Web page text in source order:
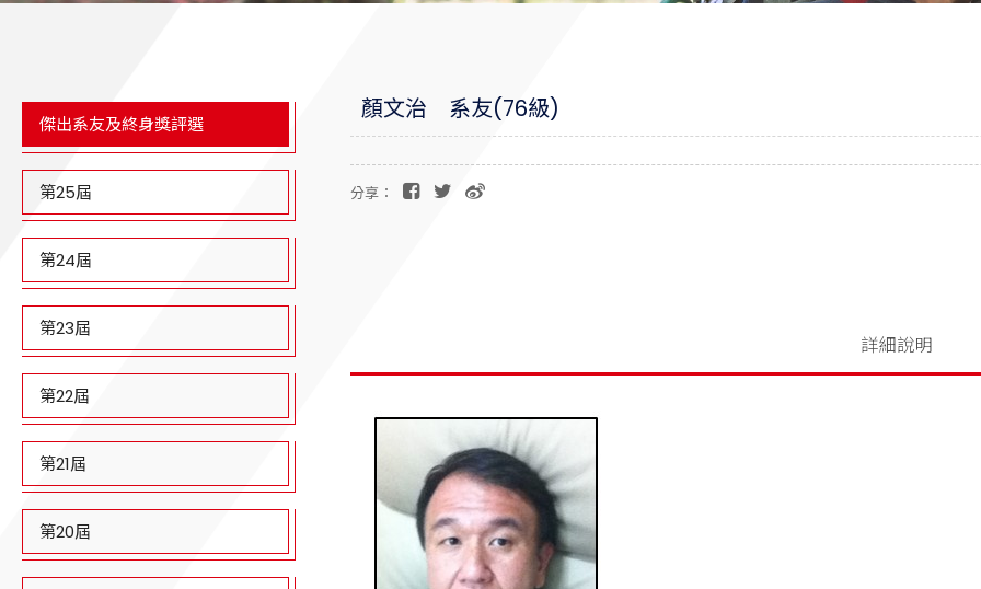
傑出系友及終身獎評選
第25屆
第24屆
第23屆
第22屆
第21屆
第20屆
顏文治 系友(76級)
分享：
詳細說明